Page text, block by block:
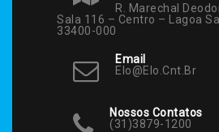
R. Marechal
Sala 116 – Centro – Lagoa
33400-000
Email
Elo@elo.cnt.br
Nossos Contatos
(31)3879-1200